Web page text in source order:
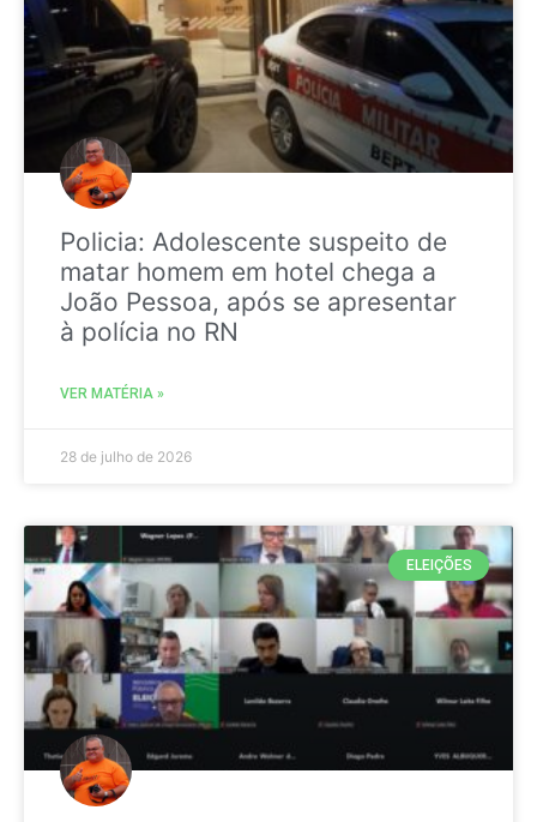
Policia: Adolescente suspeito de
matar homem em hotel chega a
João Pessoa, após se apresentar
à polícia no RN
VER MATÉRIA »
28 de julho de 2026
ELEIÇÕES